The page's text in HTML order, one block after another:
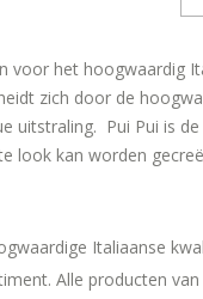
voor het hoogwaardig
zich door de
uitstraling. Pui Pui is
look kan worden
Italiaanse
Alle producten van